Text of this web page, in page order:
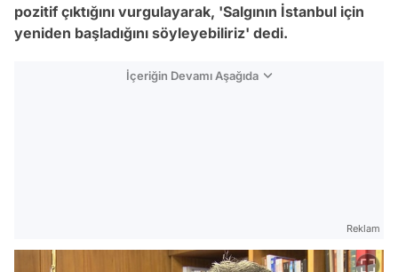
pozitif çıktığını vurgulayarak, 'Salgının İstanbul için
yeniden başladığını söyleyebiliriz' dedi.
İçeriğin Devamı Aşağıda
Reklam